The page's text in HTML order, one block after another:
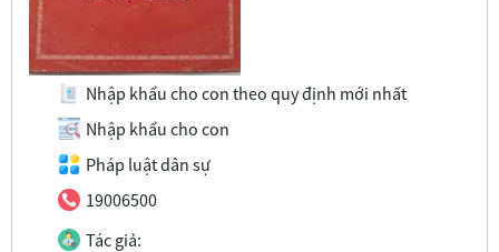
Nhập khẩu cho con theo quy định mới nhất
Nhập khẩu cho con
Pháp luật dân sự
19006500
Tác giả: